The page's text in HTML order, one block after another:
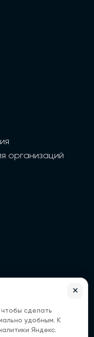
организаций
— Все права защищены
зависит от многих
сделать
удобным. К
Яндекс.
✕